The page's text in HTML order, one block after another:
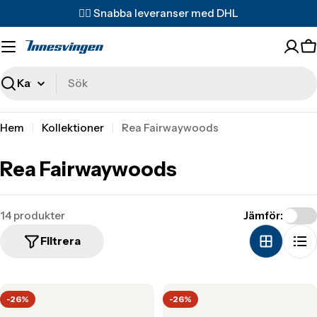
missing:
sv.accessibility.skip_to_text
✌🏼 Snabba leveranser med DHL
Sök
Hem Kollektioner Rea Fairwaywoods
Rea Fairwaywoods
14 produkter
Filtrera
Jämför:
-26% -26%